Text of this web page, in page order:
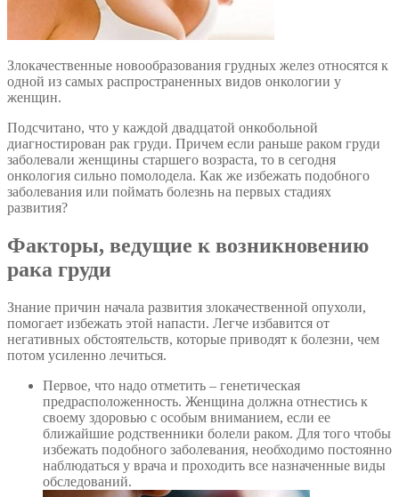
Злокачественные новообразования грудных желез относятся к
одной из самых распространенных видов онкологии у
женщин.
Подсчитано, что у каждой двадцатой онкобольной
диагностирован рак груди. Причем если раньше раком груди
заболевали женщины старшего возраста, то в сегодня
онкология сильно помолодела. Как же избежать подобного
заболевания или поймать болезнь на первых стадиях
развития?
Факторы, ведущие к возникновению
рака груди
Знание причин начала развития злокачественной опухоли,
помогает избежать этой напасти. Легче избавится от
негативных обстоятельств, которые приводят к болезни, чем
потом усиленно лечиться.
Первое, что надо отметить – генетическая
предрасположенность. Женщина должна отнестись к
своему здоровью с особым вниманием, если ее
ближайшие родственники болели раком. Для того чтобы
избежать подобного заболевания, необходимо постоянно
наблюдаться у врача и проходить все назначенные виды
обследований.